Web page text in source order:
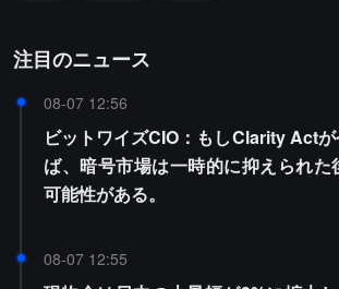
注目のニュース
08-07 12:56
ビットワイズCIO：もしClarity Act
ば、暗号市場は一時的に抑えられた
可能性がある。
08-07 12:55